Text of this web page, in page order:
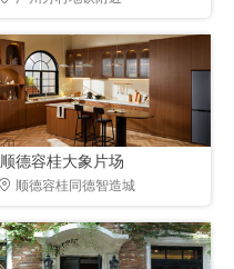
顺德容桂大象片场
顺德容桂同德智造城